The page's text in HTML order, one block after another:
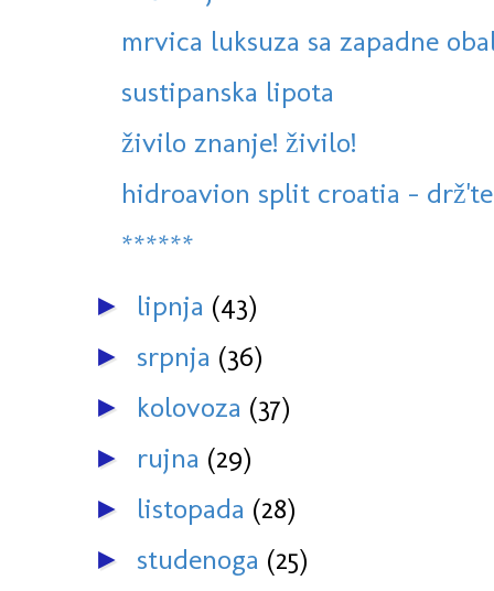
mrvica luksuza sa zapadne
sustipanska lipota
živilo znanje! živilo!
hidroavion split croatia - drž'te
******
► lipnja (43)
► srpnja (36)
► kolovoza (37)
► rujna (29)
► listopada (28)
► studenoga (25)